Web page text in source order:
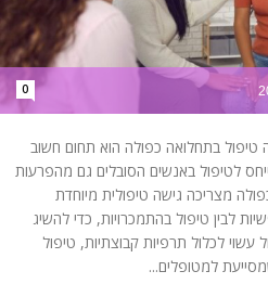
0
בתחלואה כפולה הוא תחום חשוב
לטיפול באנשים הסובלים גם מהפרעות
מצריכה גישה טיפולית מיוחדת
לבין טיפול בהתמכרויות, כדי להשיג
עשוי לכלול תרפיות קבוצתיות, טיפול
למטופלים...